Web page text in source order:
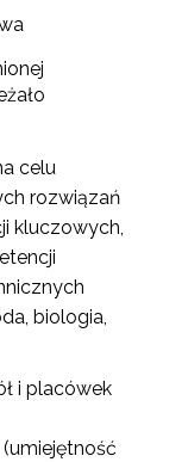
celu
rozwiązań
kluczowych,
biologia,
i placówek